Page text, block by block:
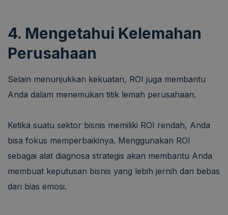
4. Mengetahui Kelemahan
Perusahaan
Selain menunjukkan kekuatan, ROI juga membantu
Anda dalam menemukan titik lemah perusahaan.
Ketika suatu sektor bisnis memiliki ROI rendah, Anda
bisa fokus memperbaikinya. Menggunakan ROI
sebagai alat diagnosa strategis akan membantu Anda
membuat keputusan bisnis yang lebih jernih dan bebas
dari bias emosi.